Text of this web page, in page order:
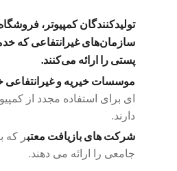
تولیدکنندگان کمپیوتر،
سازمان‌های غیرانتفاعی که
پستی را ارائه می‌کنند.
موسسات خیریه و
ای برای استفاده مجدد از
دارند.
شرکت های بازیافت معتبر که
جامعی را ارائه می دهند.